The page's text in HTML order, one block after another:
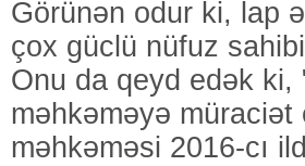
Görünən odur ki, lap
çox güclü nüfuz
Onu da qeyd edək ki,
məhkəməyə
məhkəməsi 2016-cı